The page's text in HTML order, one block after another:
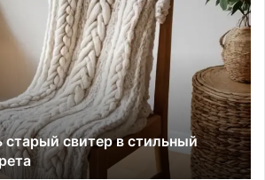
старый свитер в стильный